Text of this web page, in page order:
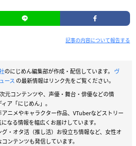
記事の内容について報告する
のにじめん編集部が作成・配信しています。 ヴ
ース の最新情報はリンク先をご覧ください。
元コンテンツや、声優・舞台・俳優などの情
ア「にじめん」。
ニメやキャラクター作品、VTuberなどストリー
なる情報を幅広くお届けしています。
・オタ活（推し活）お役立ち情報など、女性オ
ンテンツも発信しています。